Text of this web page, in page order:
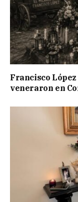
Francisco
veneraron en